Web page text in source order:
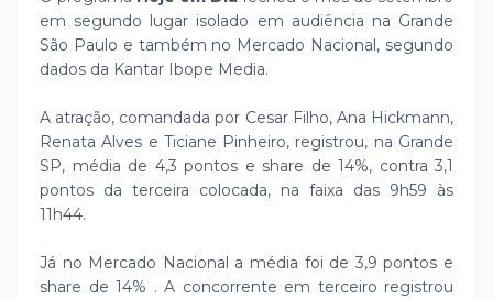
em segundo lugar isolado em audiência na Grande
São Paulo e também no Mercado Nacional, segundo
dados da Kantar Ibope Media.
A atração, comandada por Cesar Filho, Ana Hickmann,
Renata Alves e Ticiane Pinheiro, registrou, na Grande
SP, média de 4,3 pontos e share de 14%, contra 3,1
pontos da terceira colocada, na faixa das 9h59 às
11h44.
Já no Mercado Nacional a média foi de 3,9 pontos e
share de 14% . A concorrente em terceiro registrou